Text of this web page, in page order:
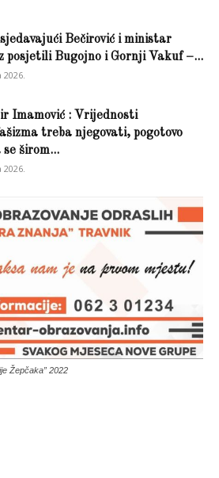
Bečirović i ministar
posjetili Bugojno i Gornji Vakuf –...
2026.
Imamović : Vrijednosti
treba njegovati, pogotovo
širom...
2026.
Žepčaka” 2022